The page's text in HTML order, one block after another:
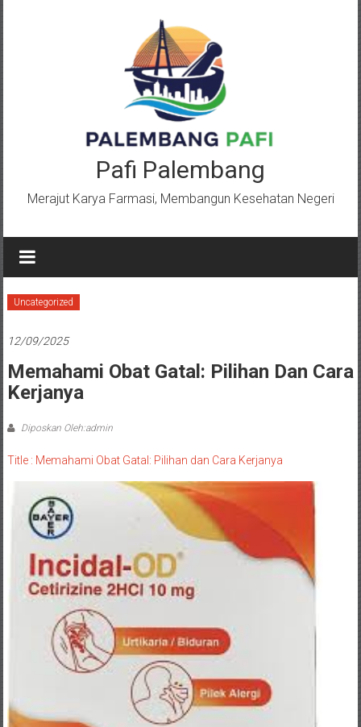
Pafi Palembang
Merajut Karya Farmasi, Membangun Kesehatan Negeri
Uncategorized
12/09/2025
Memahami Obat Gatal: Pilihan Dan Cara
Kerjanya
Diposkan Oleh:admin
Title : Memahami Obat Gatal: Pilihan dan Cara Kerjanya